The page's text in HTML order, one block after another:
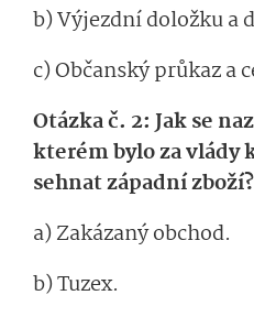
b) Výjezdní doložku a
c) Občanský průkaz a
Otázka č. 2: Jak se
kterém bylo za vlády
sehnat západní zboží?
a) Zakázaný obchod.
b) Tuzex.